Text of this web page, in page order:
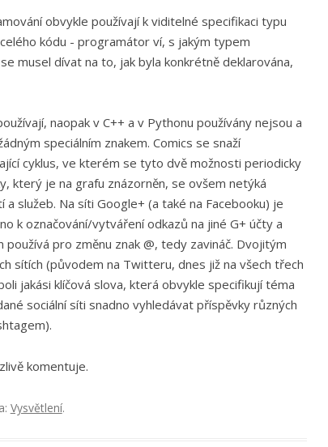
obvykle používají k viditelné specifikaci typu
kódu - programátor ví, s jakým typem
musel dívat na to, jak byla konkrétně deklarována,
naopak v C++ a v Pythonu používány nejsou a
speciálním znakem. Comics se snaží
cyklus, ve kterém se tyto dvě možnosti periodicky
který je na grafu znázorněn, se ovšem netýká
služeb. Na síti Google+ (a také na Facebooku) je
k označování/vytváření odkazů na jiné G+ účty a
pro změnu znak @, tedy zavináč. Dvojitým
sítích (původem na Twitteru, dnes již na všech třech
jakási klíčová slova, která obvykle specifikují téma
sociální síti snadno vyhledávat příspěvky různých
komentuje.
Vysvětlení.